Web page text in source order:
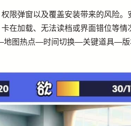
限弹窗以及覆盖安装带来的风险
在加载、无法读档或界面错位等
图热点—时间切换—关键道具—